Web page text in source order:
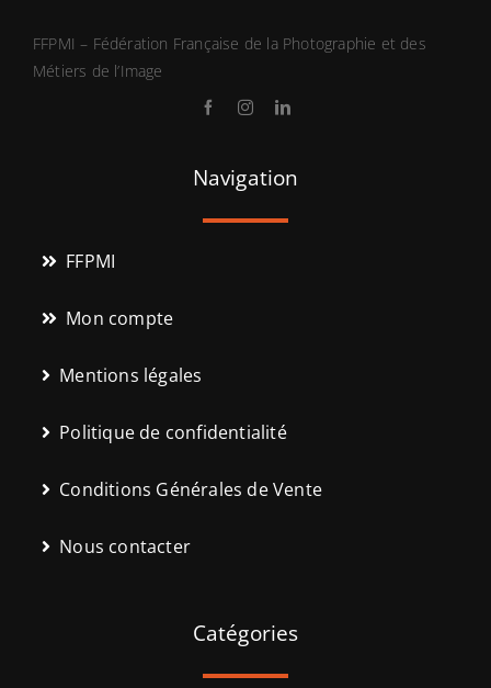
FFPMI – Fédération Française de la Photographie et des
Métiers de l’Image
Navigation
FFPMI
Mon compte
Mentions légales
Politique de confidentialité
Conditions Générales de Vente
Nous contacter
Catégories